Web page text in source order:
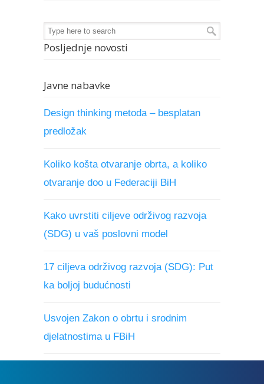
Posljednje novosti
Javne nabavke
Design thinking metoda – besplatan
predložak
Koliko košta otvaranje obrta, a koliko
otvaranje doo u Federaciji BiH
Kako uvrstiti ciljeve održivog razvoja
(SDG) u vaš poslovni model
17 ciljeva održivog razvoja (SDG): Put
ka boljoj budućnosti
Usvojen Zakon o obrtu i srodnim
djelatnostima u FBiH